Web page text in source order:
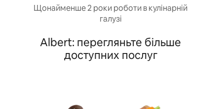
Щонайменше 2 роки роботи в кулінарній
галузі
Albert: перегляньте більше
доступних послуг